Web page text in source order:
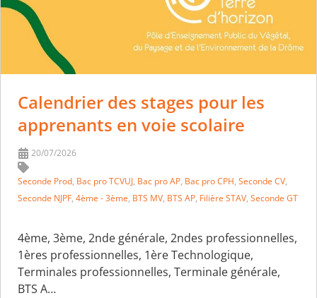
Calendrier des stages pour les
apprenants en voie scolaire
20/07/2026
Seconde Prod, Bac pro TCVUJ, Bac pro AP, Bac pro CPH, Seconde CV,
Seconde NJPF, 4ème - 3ème, BTS MV, BTS AP, Filière STAV, Seconde GT
4ème, 3ème, 2nde générale, 2ndes professionnelles,
1ères professionnelles, 1ère Technologique,
Terminales professionnelles, Terminale générale,
BTS A…